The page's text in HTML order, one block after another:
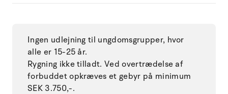
Ingen udlejning til ungdomsgrupper, hvor
alle er 15-25 år.
Rygning ikke tilladt. Ved overtrædelse af
forbuddet opkræves et gebyr på minimum
SEK 3.750,-.